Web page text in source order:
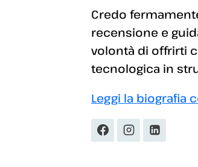
Credo
recensione e
volontà di offrirti
tecnologica in
Leggi la biografia